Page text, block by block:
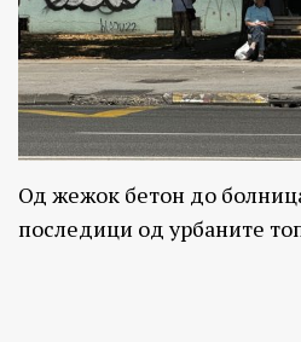
Од жежок бетон до
последици од урбаните